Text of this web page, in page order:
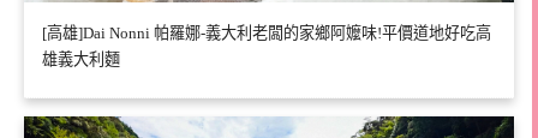
[高雄]Dai Nonni 帕羅娜-義大利老闆的家鄉阿嬤味!平價道地好吃高
雄義大利麵